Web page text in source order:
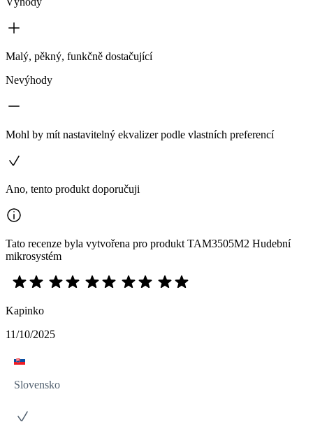
Malý, pěkný, funkčně dostačující
Nevýhody
Mohl by mít nastavitelný ekvalizer podle vlastních preferencí
Ano, tento produkt doporučuji
Tato recenze byla vytvořena pro produkt TAM3505M2 Hudební
mikrosystém
Kapinko
11/10/2025
Slovensko